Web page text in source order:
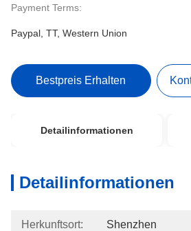
Payment Terms:
Paypal, TT, Western Union
Bestpreis Erhalten
Detailinformationen
Detailinformationen
Herkunftsort: Shenzhen